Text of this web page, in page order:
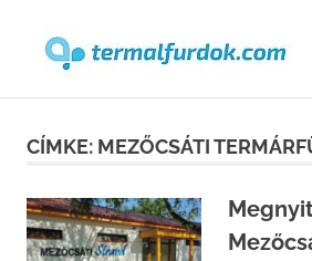
CÍMKE: MEZŐCSÁTI